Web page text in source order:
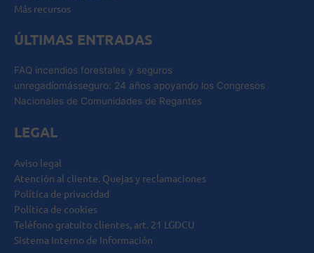
Más recursos
ÚLTIMAS ENTRADAS
FAQ incendios forestales y seguros
unregadíomásseguro: 24 años apoyando los Congresos
Nacionales de Comunidades de Regantes
LEGAL
Aviso legal
Atención al cliente. Quejas y reclamaciones
Política de privacidad
Política de cookies
Teléfono gratuito clientes, art. 21 LGDCU
Sistema Interno de Información